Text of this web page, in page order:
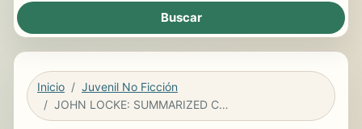
Inicio
Juvenil No Ficción
JOHN LOCKE: SUMMARIZED CLASSICS